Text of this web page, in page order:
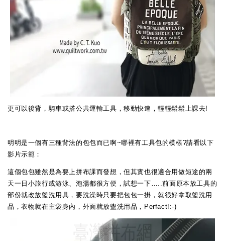
更可以後背，騎車或搭公共運輸工具，移動快速，輕輕鬆鬆上課去!
明明是一個有三種背法的包包而已啊~哪裡有工具包的模樣?請看以下
影片示範：
這個包包雖然是為要上拼布課而發想，但其實也很適合用做短途的兩
天一日小旅行或游泳、泡湯都很方便，試想一下…..前面原本放工具的
部份就改放盥洗用具，要洗澡時只要把包包一掛，就很好拿取盥洗用
品，衣物就在主袋身內，外面就放盥洗用品，Perfact!:-)